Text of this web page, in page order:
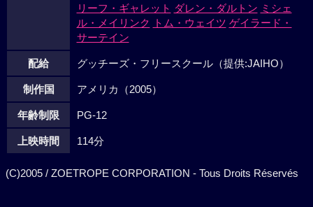
リーフ・ギャレット ダレン・ダルトン ミシェ
ル・メイリンク
トム・ウェイツ ゲイラード・
サーテイン
配給 グッチーズ・フリースクール（提供:JAIHO）
制作国 アメリカ（2005）
年齢制限 PG-12
上映時間 114分
(C)2005 / ZOETROPE CORPORATION - Tous Droits Réservés